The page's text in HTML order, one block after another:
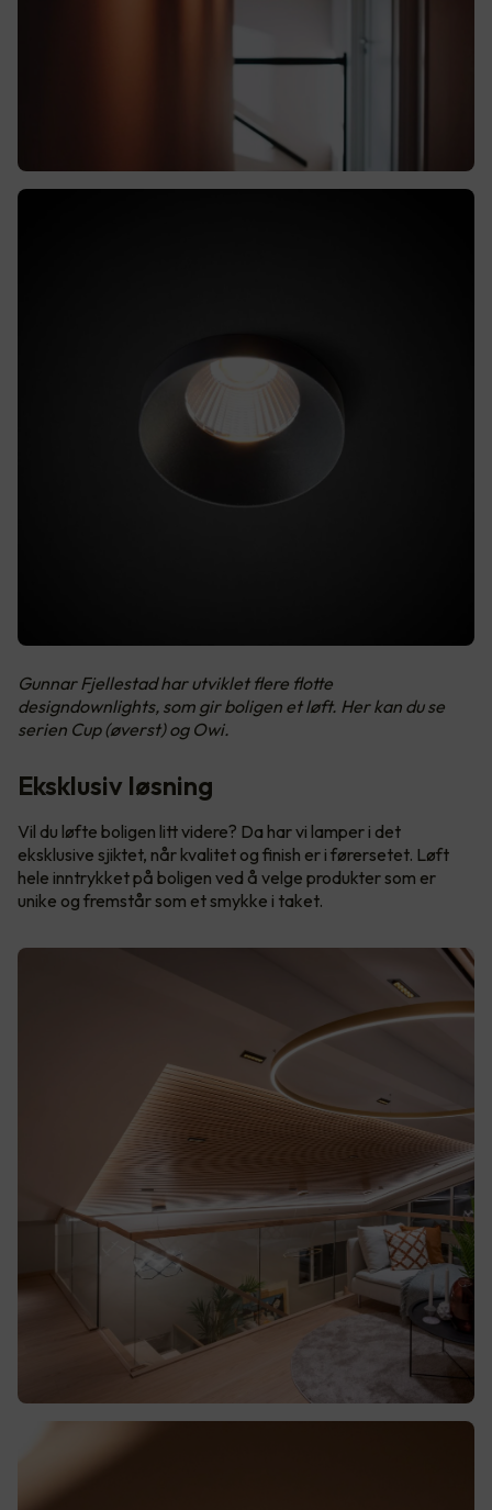
Gunnar Fjellestad har utviklet flere flotte
designdownlights, som gir boligen et løft. Her kan du se
serien Cup (øverst) og Owi.
Eksklusiv løsning
Vil du løfte boligen litt videre? Da har vi lamper i det
eksklusive sjiktet, når kvalitet og finish er i førersetet. Løft
hele inntrykket på boligen ved å velge produkter som er
unike og fremstår som et smykke i taket.